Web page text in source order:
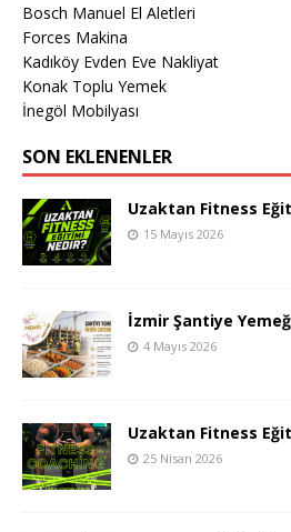
Bosch Manuel El Aletleri
Forces Makina
Kadıköy Evden Eve Nakliyat
Konak Toplu Yemek
İnegöl Mobilyası
SON EKLENENLER
Uzaktan Fitness
15 Mayıs 2026
İzmir Şantiye
4 Mayıs 2026
Uzaktan Fitness
25 Nisan 2026